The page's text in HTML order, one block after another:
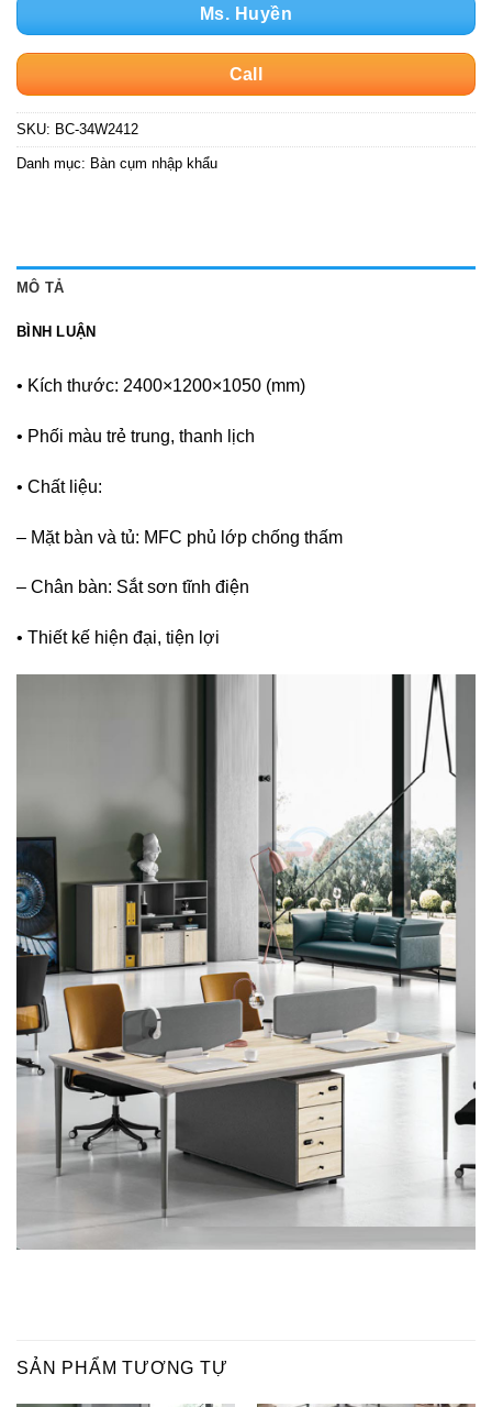
Ms. Huyền
Call
SKU: BC-34W2412
Danh mục: Bàn cụm nhập khẩu
MÔ TẢ
BÌNH LUẬN
• Kích thước: 2400×1200×1050 (mm)
• Phối màu trẻ trung, thanh lịch
• Chất liệu:
– Mặt bàn và tủ: MFC phủ lớp chống thấm
– Chân bàn: Sắt sơn tĩnh điện
• Thiết kế hiện đại, tiện lợi
SẢN PHẨM TƯƠNG TỰ